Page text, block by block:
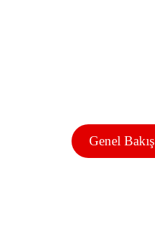
Genel Bakış